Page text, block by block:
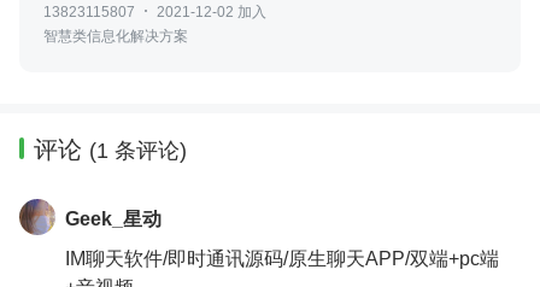
13823115807
2021-12-02 加入
智慧类信息化解决方案
评论 (1 条评论)
Geek_星动
IM聊天软件/即时通讯源码/原生聊天APP/双端+pc端